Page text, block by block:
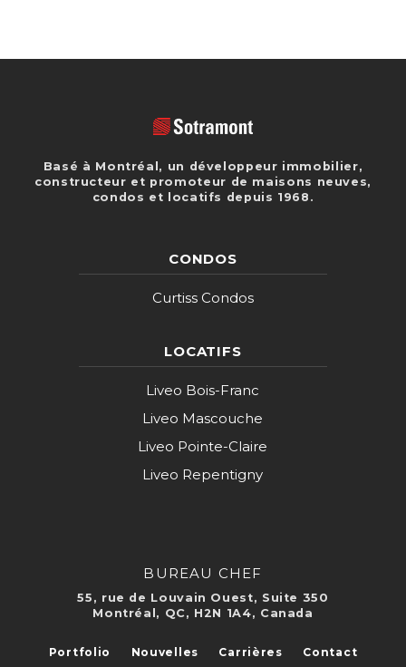
Basé à Montréal, un développeur immobilier,
constructeur et promoteur de maisons neuves,
condos et locatifs depuis 1968.
CONDOS
Curtiss Condos
LOCATIFS
Liveo Bois-Franc
Liveo Mascouche
Liveo Pointe-Claire
Liveo Repentigny
BUREAU CHEF
55, rue de Louvain Ouest, Suite 350
Montréal, QC, H2N 1A4, Canada
Portfolio Nouvelles Carrières Contact